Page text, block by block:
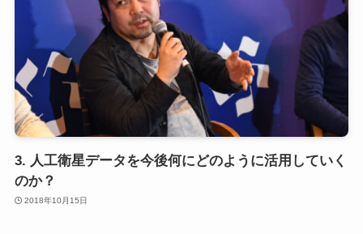
3. 人工衛星データを今後何にどのように活用していく
のか？
2018年10月15日